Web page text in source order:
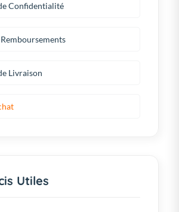
Confidentialité
Livraison
Utiles